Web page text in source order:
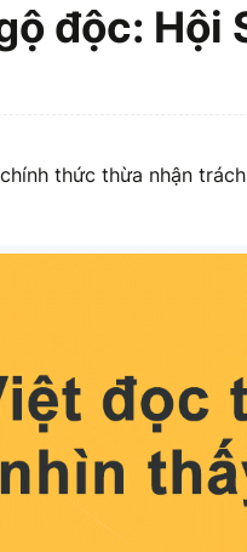
độc: Hội
thức thừa nhận